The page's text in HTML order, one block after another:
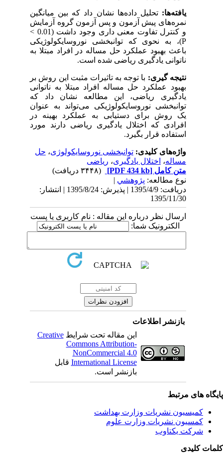
یافته‌ها:تحلیل داده‌ها نشان داد که بین میانگین
نمره‌های پیش آزمون و پس آزمون گروه آزمایش
و کنترل تفاوت معنی داری وجود داشت (0.01 >
)، به نحوی که توانبخشی نوروسایکولوژیکی
باعث بهبود عملکرد حل مساله در افراد مبتلا به
ناتوانی یادگیری ریاضی شده است.
نتیجه گیری:با توجه به تاثیرات مثبت این روش بر
بهبود عملکرد حل مساله افراد مبتلا به ناتوانی
یادگیری ریاضی، این مطالعه نشان داد که
توانبخشی نوروسایکولوژیکی می‌تواند به عنوان
یک روش برای دستیابی به عملکرد بهینه در
افرادی که اختلال یادگیری ریاضی دارند مورد
استفاده قرار بگیرد.
واژه‌های کلیدی:توانبخشی نوروسایکولوژی،حل
مساله،اختلال یادگیری،ریاضی
متن کامل[PDF 434 kb]
نوع مطالعه:پژوهشي|
دریافت: 1395/4/9 | پذیرش: 1395/8/24 | انتشار:
1395/11/30
ارسال نظر درباره این مقاله : نام کاربری یا پست
الکترونیک شما:
بازنشر اطلاعات
این مقاله تحت شرایطCreative
Commons Attribution-
NonCommercial 4.0
International Licenseقابل
بازنشر است.
های مرتبط
کمیسیون نشریات وزارت بهداشت
کمسیون نشریات وزارت علوم
شرکت یکتاوب
کلیدی